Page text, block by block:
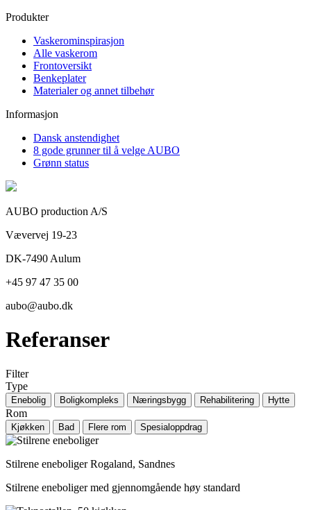
Produkter
Vaskerominspirasjon
Alle vaskerom
Frontoversikt
Benkeplater
Materialer og annet tilbehør
Informasjon
Dansk anstendighet
8 gode grunner til å velge AUBO
Grønn status
AUBO production A/S
Vævervej 19-23
DK-7490 Aulum
+45 97 47 35 00
aubo@aubo.dk
Referanser
Filter
Type
Enebolig Boligkompleks Næringsbygg Rehabilitering Hytte
Rom
Kjøkken Bad Flere rom Spesialoppdrag
Stilrene eneboligerRogaland, Sandnes
Stilrene eneboliger med gjennomgående høy standard